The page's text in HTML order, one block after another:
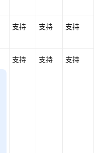
支持 支持 支持
支持 支持 支持